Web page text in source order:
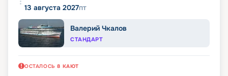
13 августа 2027пт
Валерий Чкалов
СТАНДАРТ
ОСТАЛОСЬ 8 КАЮТ